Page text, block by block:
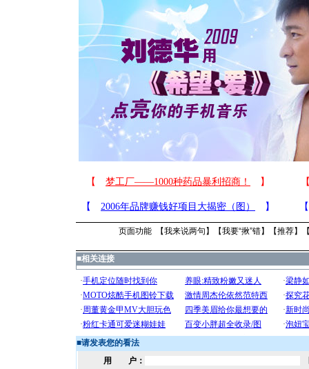
页面功能 【我来说两句 】【我要“揪”错】【推荐】
■相关连接
■请发表您的看法
用 户：